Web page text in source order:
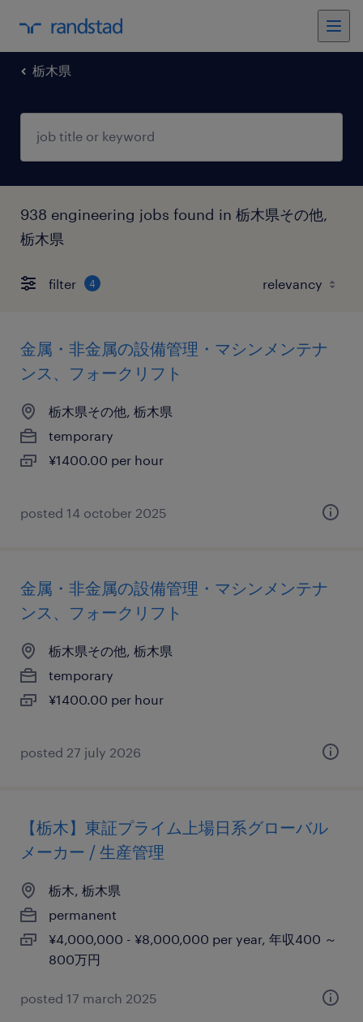
栃木県
938 engineering jobs found in 栃木県その他,
栃木県
filter 4
金属・非金属の設備管理・マシンメンテナ
ンス、フォークリフト
栃木県その他, 栃木県
temporary
¥1400.00 per hour
posted 14 october 2025
金属・非金属の設備管理・マシンメンテナ
ンス、フォークリフト
栃木県その他, 栃木県
temporary
¥1400.00 per hour
posted 27 july 2026
【栃木】東証プライム上場日系グローバル
メーカー / 生産管理
栃木, 栃木県
permanent
¥4,000,000 - ¥8,000,000 per year, 年収400 ～
800万円
posted 17 march 2025